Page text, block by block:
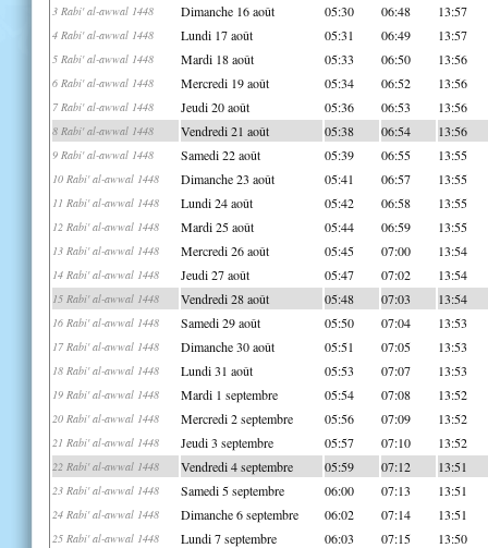
3 Rabi' al-awwal 1448 Dimanche 16 août 05:30 06:48 13:57
4 Rabi' al-awwal 1448 Lundi 17 août 05:31 06:49 13:57
5 Rabi' al-awwal 1448 Mardi 18 août 05:33 06:50 13:56
6 Rabi' al-awwal 1448 Mercredi 19 août 05:34 06:52 13:56
7 Rabi' al-awwal 1448 Jeudi 20 août 05:36 06:53 13:56
8 Rabi' al-awwal 1448 Vendredi 21 août 05:38 06:54 13:56
9 Rabi' al-awwal 1448 Samedi 22 août 05:39 06:55 13:55
10 Rabi' al-awwal 1448 Dimanche 23 août 05:41 06:57 13:55
11 Rabi' al-awwal 1448 Lundi 24 août 05:42 06:58 13:55
12 Rabi' al-awwal 1448 Mardi 25 août 05:44 06:59 13:55
13 Rabi' al-awwal 1448 Mercredi 26 août 05:45 07:00 13:54
14 Rabi' al-awwal 1448 Jeudi 27 août 05:47 07:02 13:54
15 Rabi' al-awwal 1448 Vendredi 28 août 05:48 07:03 13:54
16 Rabi' al-awwal 1448 Samedi 29 août 05:50 07:04 13:53
17 Rabi' al-awwal 1448 Dimanche 30 août 05:51 07:05 13:53
18 Rabi' al-awwal 1448 Lundi 31 août 05:53 07:07 13:53
19 Rabi' al-awwal 1448 Mardi 1 septembre 05:54 07:08 13:52
20 Rabi' al-awwal 1448 Mercredi 2 septembre 05:56 07:09 13:52
21 Rabi' al-awwal 1448 Jeudi 3 septembre 05:57 07:10 13:52
22 Rabi' al-awwal 1448 Vendredi 4 septembre 05:59 07:12 13:51
23 Rabi' al-awwal 1448 Samedi 5 septembre 06:00 07:13 13:51
24 Rabi' al-awwal 1448 Dimanche 6 septembre 06:02 07:14 13:51
25 Rabi' al-awwal 1448 Lundi 7 septembre 06:03 07:15 13:50